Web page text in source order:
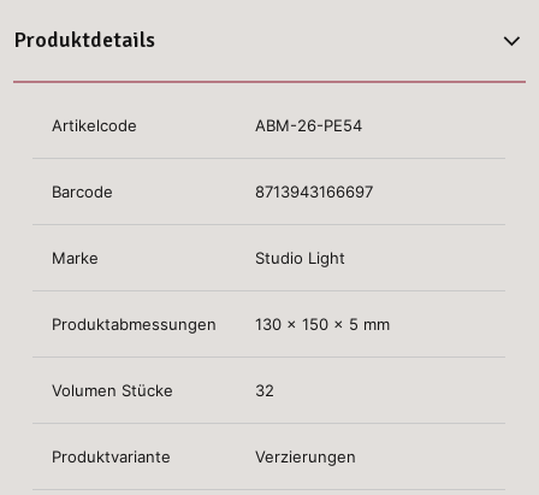
Produktdetails
Artikelcode ABM-26-PE54
Barcode 8713943166697
Marke Studio Light
Produktabmessungen 130 x 150 x 5 mm
Volumen Stücke 32
Produktvariante Verzierungen